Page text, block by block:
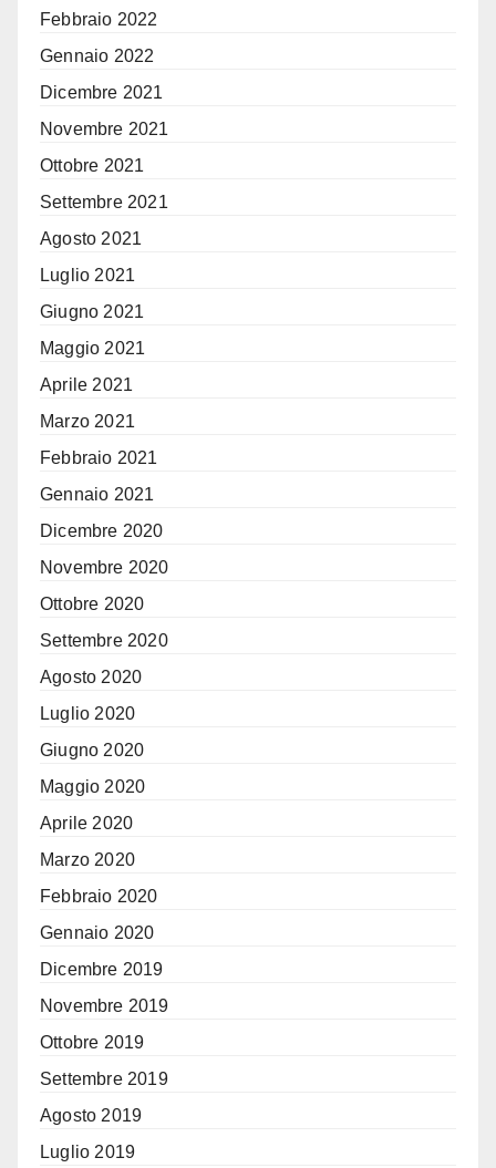
Febbraio 2022
Gennaio 2022
Dicembre 2021
Novembre 2021
Ottobre 2021
Settembre 2021
Agosto 2021
Luglio 2021
Giugno 2021
Maggio 2021
Aprile 2021
Marzo 2021
Febbraio 2021
Gennaio 2021
Dicembre 2020
Novembre 2020
Ottobre 2020
Settembre 2020
Agosto 2020
Luglio 2020
Giugno 2020
Maggio 2020
Aprile 2020
Marzo 2020
Febbraio 2020
Gennaio 2020
Dicembre 2019
Novembre 2019
Ottobre 2019
Settembre 2019
Agosto 2019
Luglio 2019